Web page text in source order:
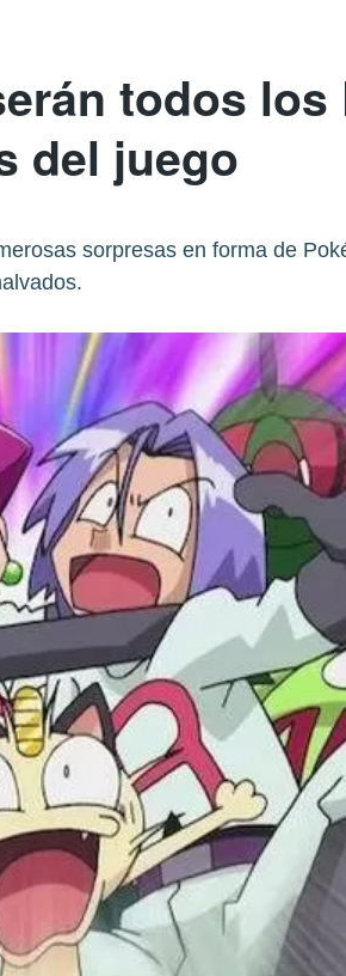
todos los
del juego
sorpresas en forma de